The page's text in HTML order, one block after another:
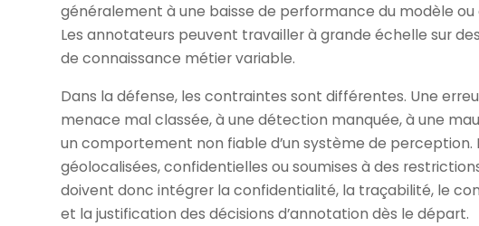
généralement à une baisse de performance du modèle
Les annotateurs peuvent travailler à grande échelle sur
de connaissance métier variable.
Dans la défense, les contraintes sont différentes. Une
menace mal classée, à une détection manquée, à une
un comportement non fiable d’un système de perception.
géolocalisées, confidentielles ou soumises à des
doivent donc intégrer la confidentialité, la traçabilité, le
et la justification des décisions d’annotation dès le départ.